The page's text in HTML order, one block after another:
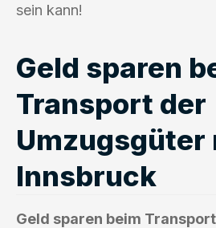
sein kann!
Geld sparen
Transport der
Umzugsgüter
Innsbruck
Geld sparen beim